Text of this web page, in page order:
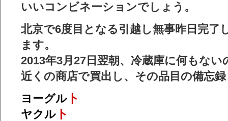
いいコンビネーションでしょう。
北京で6度目となる引越し無事昨日完了
ます。
2013年3月27日翌朝、冷蔵庫に何もな
近くの商店で買出し、その品目の備忘
ヨーグル ト
ヤクル ト